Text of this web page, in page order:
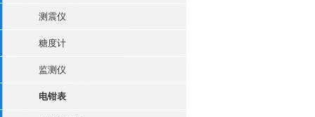
测震仪
糖度计
监测仪
电钳表